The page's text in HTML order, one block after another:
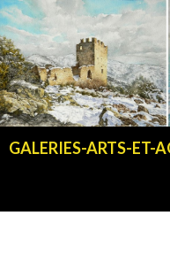
GALERIES-ARTS-ET-